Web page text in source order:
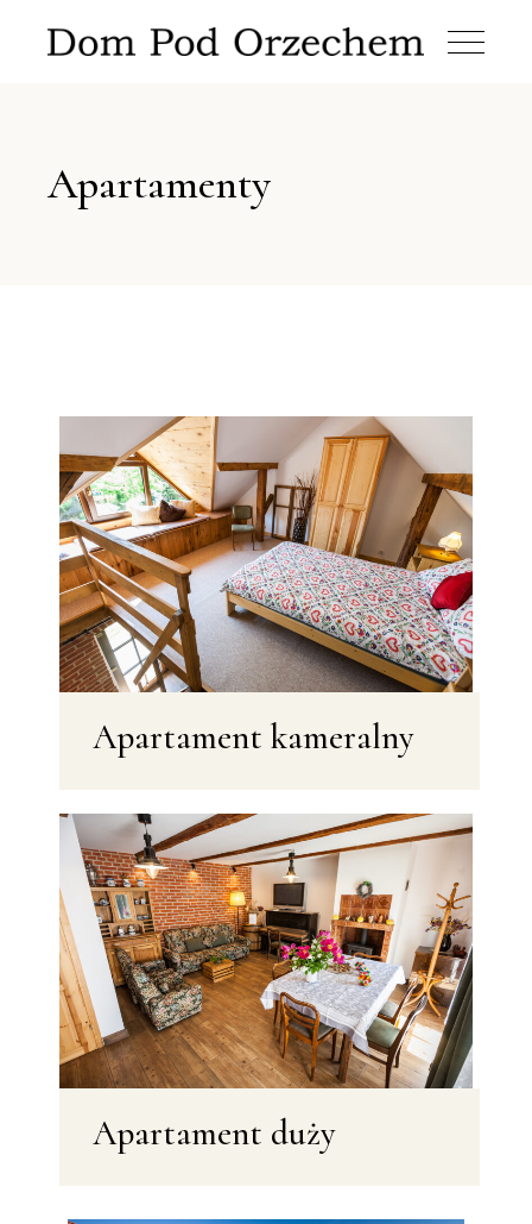
Apartamenty
Apartament kameralny
Apartament duży